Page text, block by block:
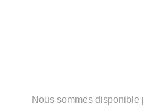
Nous sommes disponible